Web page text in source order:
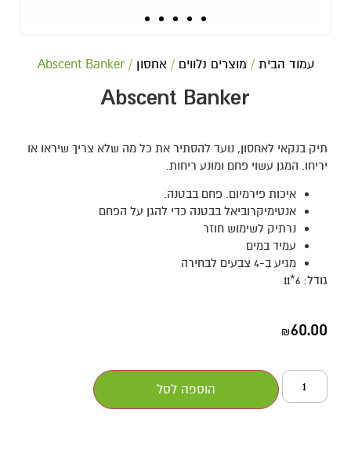
עמוד הבית / מוצרים נלווים / אחסון / Abscent Banker
Abscent Banker
תיק בנקאי לאחסון, נועד להסתיר את כל מה שלא צריך שיראו או
יריחו. המגן עשוי פחם ומונע ריחות.
איכות פירמיום. פחם בבטנה.
אנטימיקרוביאל בבטנה כדי להגן על הפחם
נרתיק לשימוש חוזר
עמיד במים
מגיע ב-4 צבעים לבחירה
גודל: 6*11
₪60.00
הוספה לסל